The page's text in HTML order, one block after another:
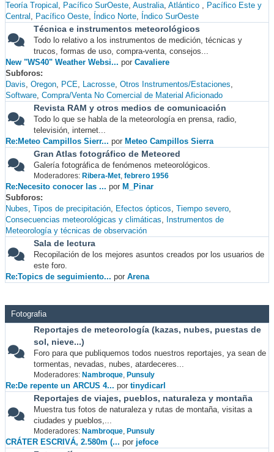
Teoría Tropical
Pacífico SurOeste Australia Atlántico
Pacífico Este y
Central
Pacífico Oeste Índico Norte Índico SurOeste
Técnica e instrumentos meteorológicos
Todo lo relativo a los instrumentos de medición, técnicas y
trucos, formas de uso, compra-venta, consejos...
New "WS40" Weather Websi... por Cavaliere
Subforos
Davis Oregon PCE Lacrosse Otros Instrumentos/Estaciones
Software Compra/Venta No Comercial de Material Aficionado
Revista RAM y otros medios de comunicación
Todo lo que se habla de la meteorología en prensa, radio,
televisión, internet...
Re:Meteo Campillos Sierr... por Meteo Campillos Sierra
Gran Atlas fotográfico de Meteored
Galería fotográfica de fenómenos meteorológicos.
Moderadores: Ribera-Met, febrero 1956
Re:Necesito conocer las ... por M_Pinar
Subforos
Nubes Tipos de precipitación Efectos ópticos Tiempo severo
Consecuencias meteorológicas y climáticas
Instrumentos de
Meteorología y técnicas de observación
Sala de lectura
Recopilación de los mejores asuntos creados por los usuarios de
este foro.
Re:Topics de seguimiento... por Arena
Fotografia
Reportajes de meteorología (kazas, nubes, puestas de
sol, nieve...)
Foro para que publiquemos todos nuestros reportajes, ya sean de
tormentas, nevadas, nubes, atardeceres...
Moderadores: Nambroque, Punsuly
Re:De repente un ARCUS 4... por tinydicarl
Reportajes de viajes, pueblos, naturaleza y montaña
Muestra tus fotos de naturaleza y rutas de montaña, visitas a
ciudades y pueblos,...
Moderadores: Nambroque, Punsuly
CRÁTER ESCRIVÁ, 2.580m (... por jefoce